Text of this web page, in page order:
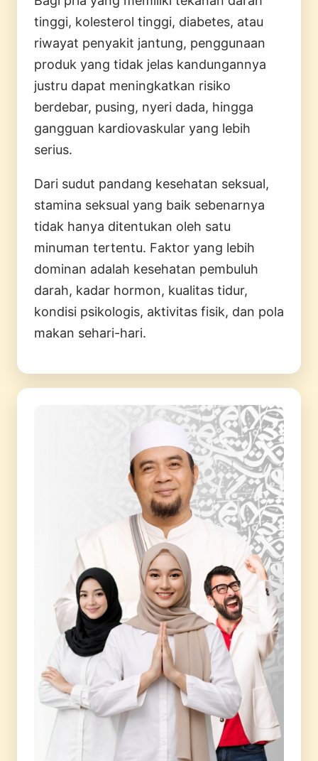
tinggi, kolesterol tinggi, diabetes, atau
riwayat penyakit jantung, penggunaan
produk yang tidak jelas kandungannya
justru dapat meningkatkan risiko
berdebar, pusing, nyeri dada, hingga
gangguan kardiovaskular yang lebih
serius.
Dari sudut pandang kesehatan seksual,
stamina seksual yang baik sebenarnya
tidak hanya ditentukan oleh satu
minuman tertentu. Faktor yang lebih
dominan adalah kesehatan pembuluh
darah, kadar hormon, kualitas tidur,
kondisi psikologis, aktivitas fisik, dan pola
makan sehari-hari.